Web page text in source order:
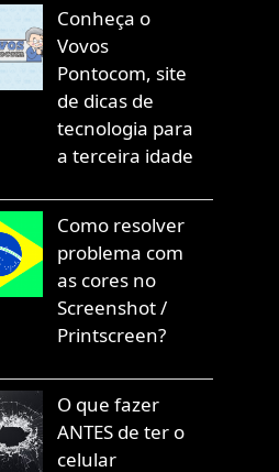
Conheça o
Vovos
Pontocom, site
de dicas de
tecnologia para
a terceira idade
Como resolver
problema com
as cores no
Screenshot /
Printscreen?
O que fazer
ANTES de ter o
celular